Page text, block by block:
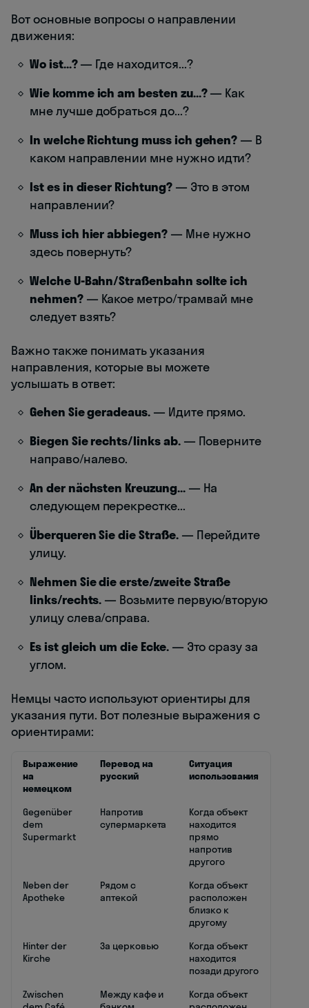
Вот основные вопросы о направлении
движения:
Wo ist...?— Где находится...?
Wie komme ich am besten zu...?— Как
мне лучше добраться до...?
In welche Richtung muss ich gehen? — В
каком направлении мне нужно идти?
Ist es in dieser Richtung?— Это в этом
направлении?
Muss ich hier abbiegen?— Мне нужно
здесь повернуть?
Welche U-Bahn/Straßenbahn sollte ich
nehmen?— Какое метро/трамвай мне
следует взять?
Важно также понимать указания
направления, которые вы можете
услышать в ответ:
Gehen Sie geradeaus. — Идите прямо.
Biegen Sie rechts/links ab.— Поверните
направо/налево.
An der nächsten Kreuzung...— На
следующем перекрестке...
Überqueren Sie die Straße.— Перейдите
улицу.
Nehmen Sie die erste/zweite Straße
links/rechts. — Возьмите первую/вторую
улицу слева/справа.
Es ist gleich um die Ecke.— Это сразу за
углом.
Немцы часто используют ориентиры для
указания пути. Вот полезные выражения с
ориентирами:
Выражение
на
немецком
Перевод на
русский
Ситуация
использования
Gegenüber
dem
Supermarkt
Напротив
супермаркета
Когда объект
находится
прямо
напротив
другого
Neben der
Apotheke
Рядом с
аптекой
Когда объект
расположен
близко к
другому
Hinter der
Kirche
За церковью
Когда объект
находится
позади другого
Zwischen
Между кафе и
Когда объект